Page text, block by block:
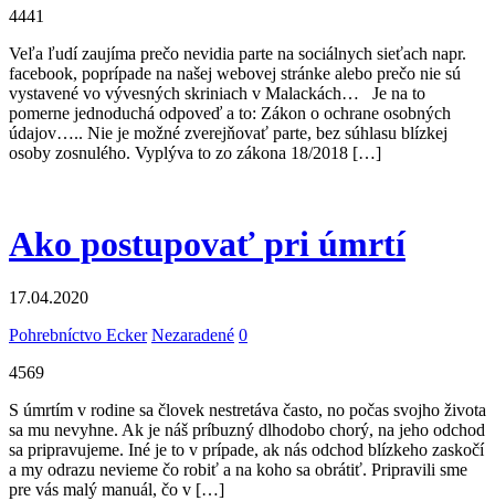
4441
Veľa ľudí zaujíma prečo nevidia parte na sociálnych sieťach napr.
facebook, poprípade na našej webovej stránke alebo prečo nie sú
vystavené vo vývesných skriniach v Malackách… Je na to
pomerne jednoduchá odpoveď a to: Zákon o ochrane osobných
údajov….. Nie je možné zverejňovať parte, bez súhlasu blízkej
osoby zosnulého. Vyplýva to zo zákona 18/2018 […]
Ako postupovať pri úmrtí
17.04.2020
Pohrebníctvo Ecker Nezaradené 0
4569
S úmrtím v rodine sa človek nestretáva často, no počas svojho života
sa mu nevyhne. Ak je náš príbuzný dlhodobo chorý, na jeho odchod
sa pripravujeme. Iné je to v prípade, ak nás odchod blízkeho zaskočí
a my odrazu nevieme čo robiť a na koho sa obrátiť. Pripravili sme
pre vás malý manuál, čo v […]